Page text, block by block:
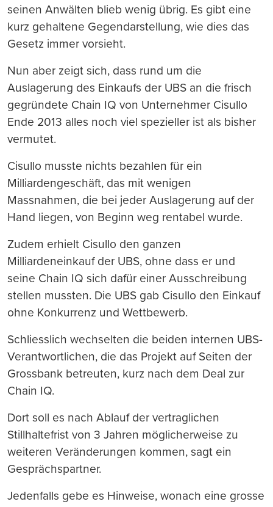
seinen Anwälten blieb wenig übrig. Es gibt eine
kurz gehaltene Gegendarstellung, wie dies das
Gesetz immer vorsieht.
Nun aber zeigt sich, dass rund um die
Auslagerung des Einkaufs der UBS an die frisch
gegründete Chain IQ von Unternehmer Cisullo
Ende 2013 alles noch viel spezieller ist als bisher
vermutet.
Cisullo musste nichts bezahlen für ein
Milliardengeschäft, das mit wenigen
Massnahmen, die bei jeder Auslagerung auf der
Hand liegen, von Beginn weg rentabel wurde.
Zudem erhielt Cisullo den ganzen
Milliardeneinkauf der UBS, ohne dass er und
seine Chain IQ sich dafür einer Ausschreibung
stellen mussten. Die UBS gab Cisullo den Einkauf
ohne Konkurrenz und Wettbewerb.
Schliesslich wechselten die beiden internen UBS-
Verantwortlichen, die das Projekt auf Seiten der
Grossbank betreuten, kurz nach dem Deal zur
Chain IQ.
Dort soll es nach Ablauf der vertraglichen
Stillhaltefrist von 3 Jahren möglicherweise zu
weiteren Veränderungen kommen, sagt ein
Gesprächspartner.
Jedenfalls gebe es Hinweise, wonach eine grosse